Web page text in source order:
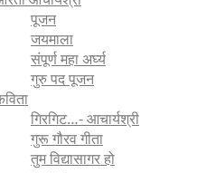
पूजन
जयमाला
संपूर्ण महा अर्घ्य
गुरु पद पूजन
गिरगिट…- आचार्यश्री
गुरू गौरव गीता
तुम विद्यासागर हो